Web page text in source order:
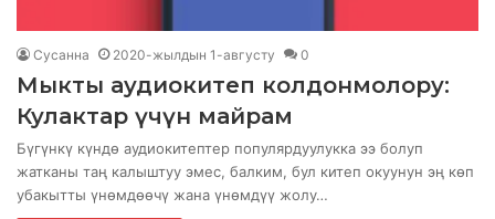
Сусанна 2020-жылдын 1-августу 0
Мыкты аудиокитеп колдонмолору:
Кулактар ​​үчүн майрам
Бүгүнкү күндө аудиокитептер популярдуулукка ээ болуп
жатканы таң калыштуу эмес, балким, бул китеп окуунун эң көп
убакытты үнөмдөөчү жана үнөмдүү жолу…